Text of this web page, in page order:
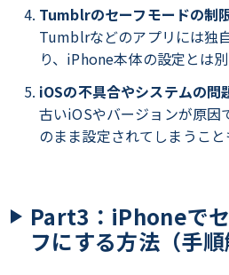
Tumblrのセーフモードの制
Tumblrなどのアプリには独
り、iPhone本体の設定とは別
iOSの不具合やシステムの問
古いiOSやバージョンが原因
のまま設定されてしまうこと
Part3：iPhoneで
フにする方法（手順